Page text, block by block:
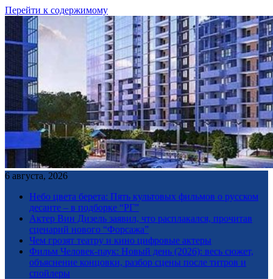
Перейти к содержимому
6 августа, 2026
Небо цвета берета: Пять культовых фильмов о русском
десанте – в подборке “РГ”
Актер Вин Дизель заявил, что расплакался, прочитав
сценарий нового “Форсажа”
Чем грозят театру и кино цифровые актеры
Фильм Человек-паук: Новый день (2026): весь сюжет,
объяснение концовки, разбор сцены после титров и
спойлеры